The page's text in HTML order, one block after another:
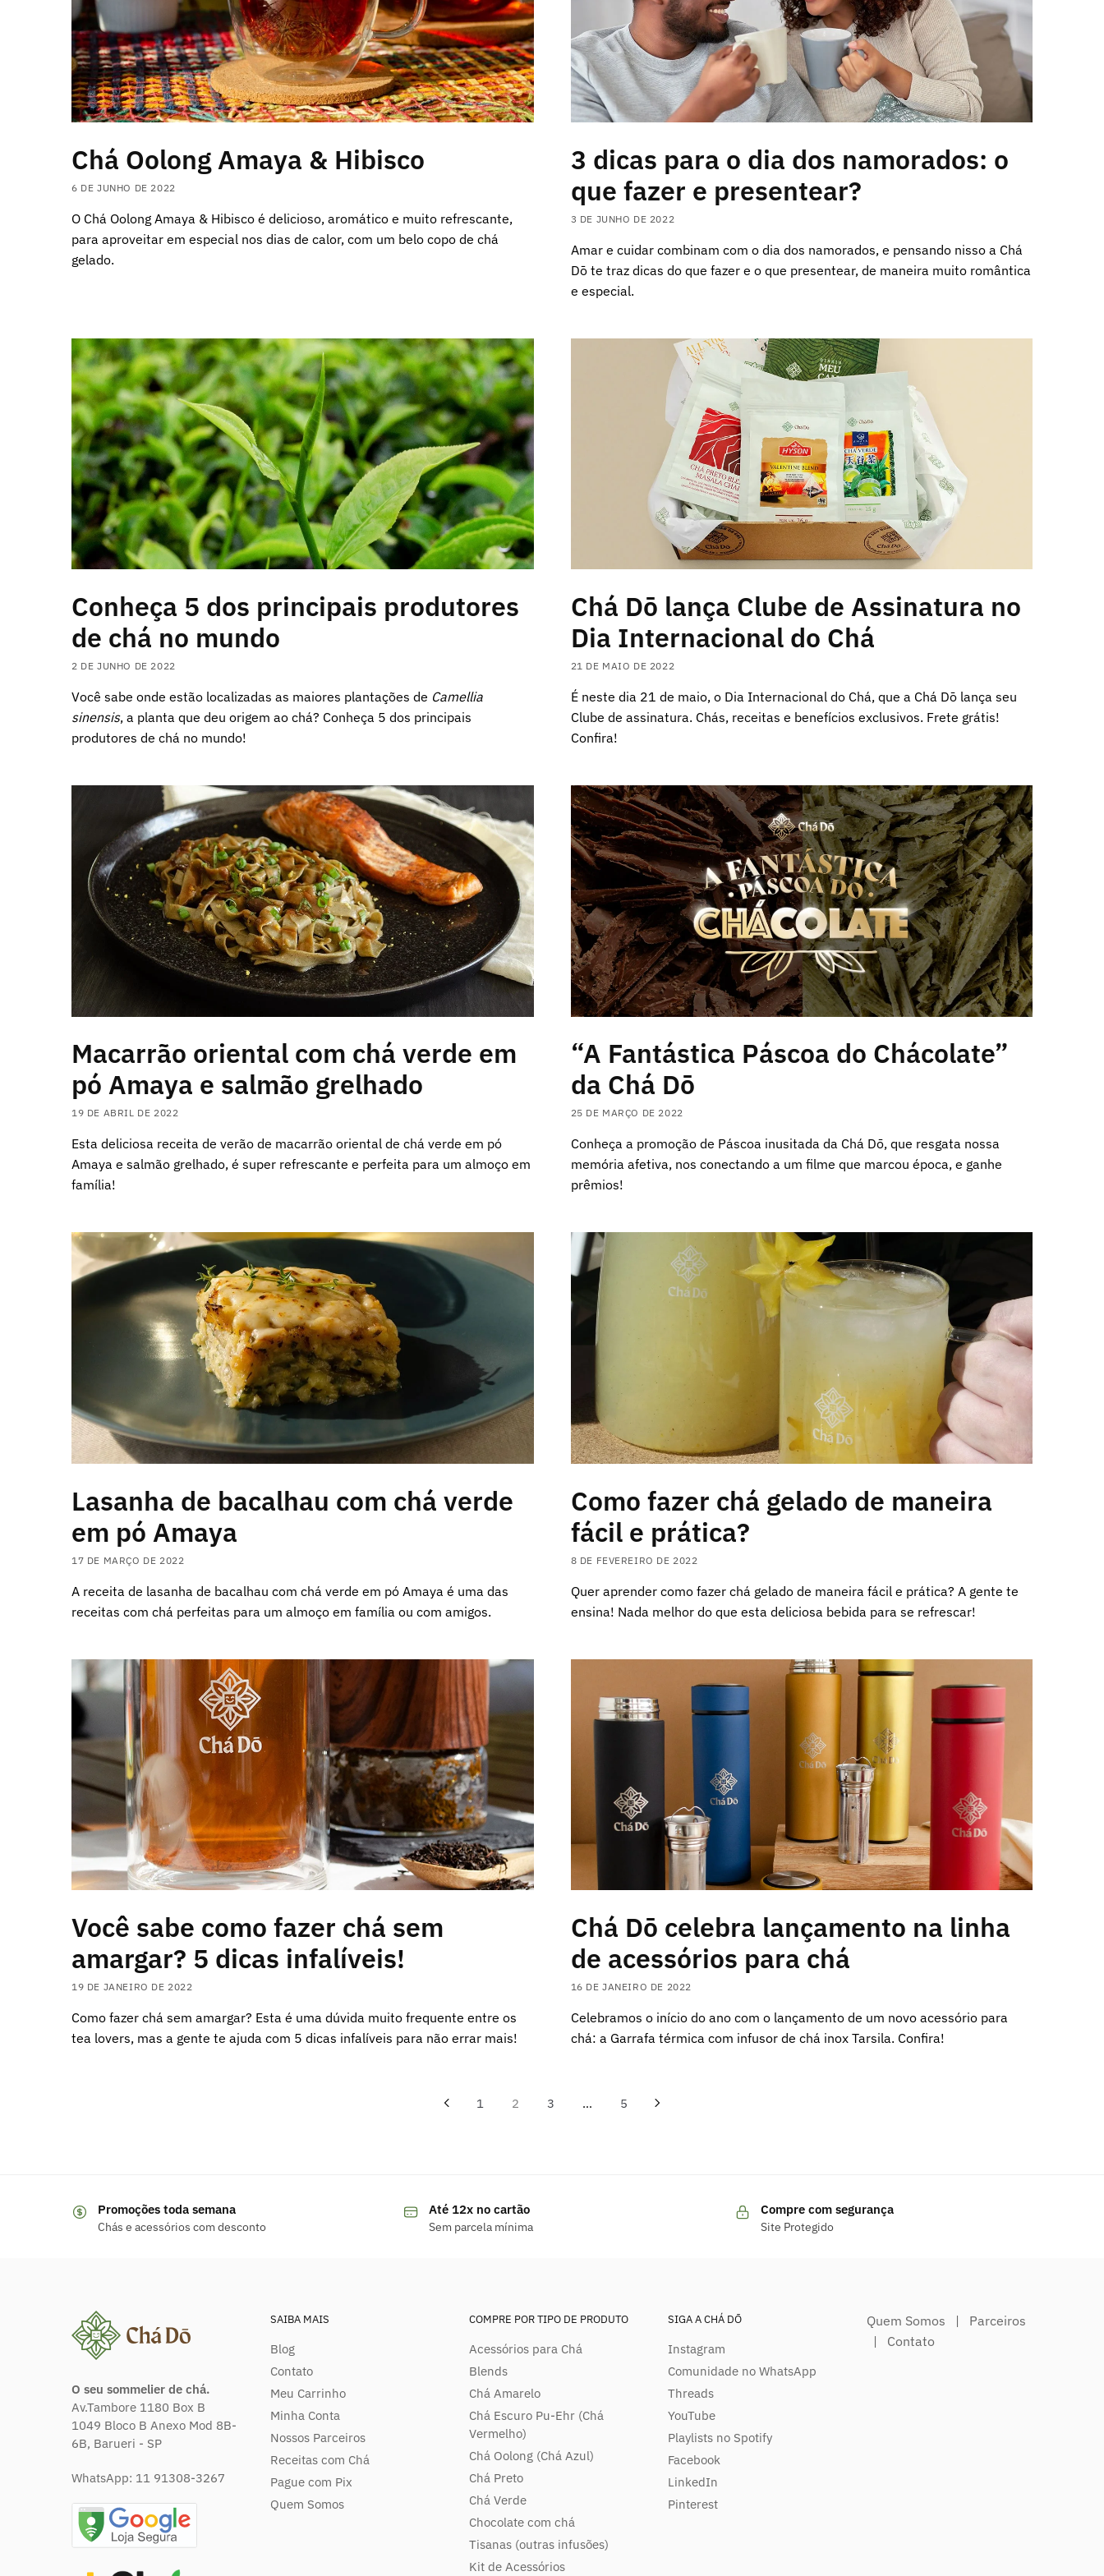
Chá Oolong Amaya & Hibisco
6 DE JUNHO DE 2022
O Chá Oolong Amaya & Hibisco é delicioso, aromático e muito refrescante,
para aproveitar em especial nos dias de calor, com um belo copo de chá
gelado.
3 dicas para o dia dos namorados: o
que fazer e presentear?
3 DE JUNHO DE 2022
Amar e cuidar combinam com o dia dos namorados, e pensando nisso a Chá
Dō te traz dicas do que fazer e o que presentear, de maneira muito romântica
e especial.
Conheça 5 dos principais produtores
de chá no mundo
2 DE JUNHO DE 2022
Você sabe onde estão localizadas as maiores plantações de Camellia
sinensis, a planta que deu origem ao chá? Conheça 5 dos principais
produtores de chá no mundo!
Chá Dō lança Clube de Assinatura no
Dia Internacional do Chá
21 DE MAIO DE 2022
É neste dia 21 de maio, o Dia Internacional do Chá, que a Chá Dō lança seu
Clube de assinatura. Chás, receitas e benefícios exclusivos. Frete grátis!
Confira!
Macarrão oriental com chá verde em
pó Amaya e salmão grelhado
19 DE ABRIL DE 2022
Esta deliciosa receita de verão de macarrão oriental de chá verde em pó
Amaya e salmão grelhado, é super refrescante e perfeita para um almoço em
família!
“A Fantástica Páscoa do Chácolate”
da Chá Dō
25 DE MARÇO DE 2022
Conheça a promoção de Páscoa inusitada da Chá Dō, que resgata nossa
memória afetiva, nos conectando a um filme que marcou época, e ganhe
prêmios!
Lasanha de bacalhau com chá verde
em pó Amaya
17 DE MARÇO DE 2022
A receita de lasanha de bacalhau com chá verde em pó Amaya é uma das
receitas com chá perfeitas para um almoço em família ou com amigos.
Como fazer chá gelado de maneira
fácil e prática?
8 DE FEVEREIRO DE 2022
Quer aprender como fazer chá gelado de maneira fácil e prática? A gente te
ensina! Nada melhor do que esta deliciosa bebida para se refrescar!
Você sabe como fazer chá sem
amargar? 5 dicas infalíveis!
19 DE JANEIRO DE 2022
Como fazer chá sem amargar? Esta é uma dúvida muito frequente entre os
tea lovers, mas a gente te ajuda com 5 dicas infalíveis para não errar mais!
Chá Dō celebra lançamento na linha
de acessórios para chá
16 DE JANEIRO DE 2022
Celebramos o início do ano com o lançamento de um novo acessório para
chá: a Garrafa térmica com infusor de chá inox Tarsila. Confira!
1 2 3 … 5
Promoções toda semana
Chás e acessórios com desconto
Até 12x no cartão
Sem parcela mínima
Compre com segurança
Site Protegido
O seu sommelier de chá.
Av.Tambore 1180 Box B
1049 Bloco B Anexo Mod 8B-
6B, Barueri - SP
WhatsApp: 11 91308-3267
SAIBA MAIS
Blog
Contato
Meu Carrinho
Minha Conta
Nossos Parceiros
Receitas com Chá
Pague com Pix
Quem Somos
COMPRE POR TIPO DE PRODUTO
Acessórios para Chá
Blends
Chá Amarelo
Chá Escuro Pu-Ehr (Chá
Vermelho)
Chá Oolong (Chá Azul)
Chá Preto
Chá Verde
Chocolate com chá
Tisanas (outras infusões)
Kit de Acessórios
SIGA A CHÁ DŌ
Instagram
Comunidade no WhatsApp
Threads
YouTube
Playlists no Spotify
Facebook
LinkedIn
Pinterest
Quem Somos | Parceiros
| Contato